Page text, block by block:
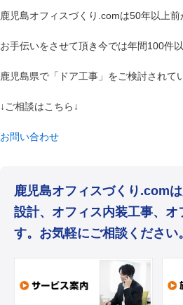
鹿児島オフィスづくり.comは50年以上
お手伝いをさせて頂き今では年間100件
鹿児島県で「ドア工事」をご検討されて
↓ご相談はこちら↓
お問い合わせ
鹿児島オフィスづくり.com
設計、オフィス内装工事、
す。お気軽にご相談ください。